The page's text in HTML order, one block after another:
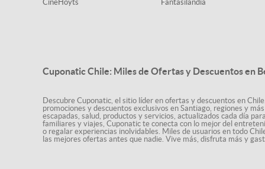
CineHoyts
Fantasilandia
Cuponatic Chile: Miles de Ofertas y Descuentos en
Descubre Cuponatic, el sitio líder en ofertas y descuentos en
promociones y descuentos exclusivos en Santiago, regiones y
escapadas, salud, productos y servicios, actualizados cada día
familiares y viajes, Cuponatic te conecta con lo mejor del
o regalar experiencias inolvidables. Miles de usuarios en todo
las mejores ofertas antes que nadie. Vive más, disfruta más y